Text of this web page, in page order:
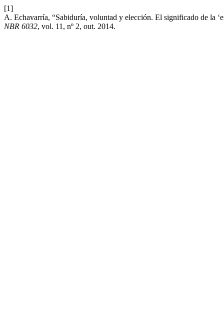
[1]
A. Echavarría, “Sabiduría, voluntad y elección. El significado de la
NBR 6032, vol. 11, nº 2, out. 2014.